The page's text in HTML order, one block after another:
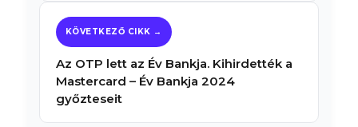
Az OTP lett az Év Bankja. Kihirdették a
Mastercard – Év Bankja 2024
győzteseit